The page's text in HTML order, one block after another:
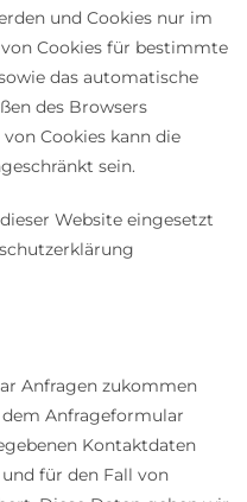
und Cookies nur im
Cookies für bestimmte
das automatische
des Browsers
Cookies kann die
sein.
Website eingesetzt
Anfragen zukommen
dem Anfrageformular
Kontaktdaten
für den Fall von